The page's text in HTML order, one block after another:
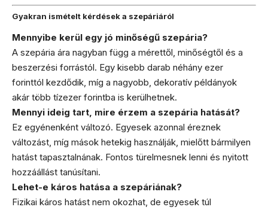
Gyakran ismételt kérdések a szepáriáról
Mennyibe kerül egy jó minőségű szepária?
A szepária ára nagyban függ a mérettől, minőségtől és a
beszerzési forrástól. Egy kisebb darab néhány ezer
forinttól kezdődik, míg a nagyobb, dekoratív példányok
akár több tízezer forintba is kerülhetnek.
Mennyi ideig tart, mire érzem a szepária hatását?
Ez egyénenként változó. Egyesek azonnal éreznek
változást, míg mások hetekig használják, mielőtt bármilyen
hatást tapasztalnának. Fontos türelmesnek lenni és nyitott
hozzáállást tanúsítani.
Lehet-e káros hatása a szepáriának?
Fizikai káros hatást nem okozhat, de egyesek túl